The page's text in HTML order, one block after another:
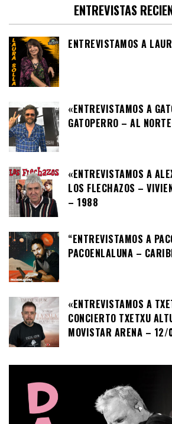
ENTREVISTAS
ENTREVISTAMOS A
«ENTREVISTAMOS A
GATOPERRO – AL
«ENTREVISTAMOS A
LOS FLECHAZOS –
– 1988
“ENTREVISTAMOS A
PACOENLALUNA –
«ENTREVISTAMOS A
CONCIERTO TXETXU
MOVISTAR ARENA –